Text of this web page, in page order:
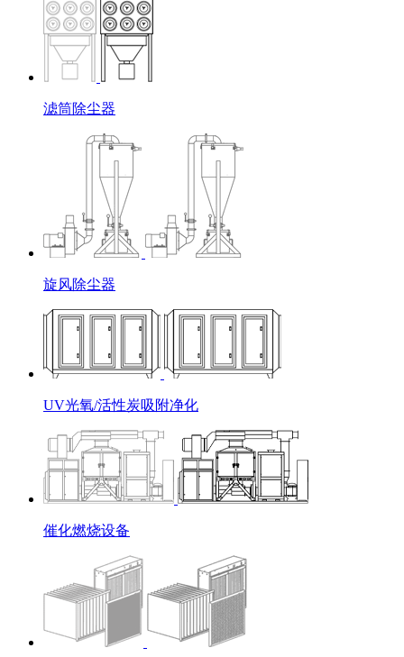
滤筒除尘器
旋风除尘器
UV光氧/活性炭吸附净化
催化燃烧设备